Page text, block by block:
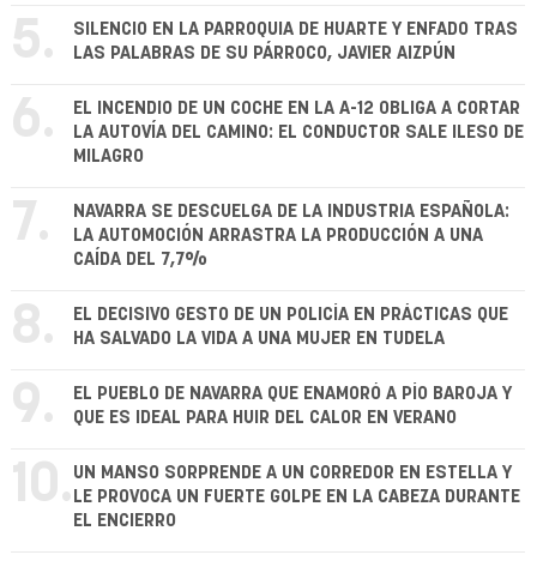
5.
SILENCIO EN LA PARROQUIA DE HUARTE Y ENFADO TRAS
LAS PALABRAS DE SU PÁRROCO, JAVIER AIZPÚN
6.
EL INCENDIO DE UN COCHE EN LA A-12 OBLIGA A CORTAR
LA AUTOVÍA DEL CAMINO: EL CONDUCTOR SALE ILESO DE
MILAGRO
7.
NAVARRA SE DESCUELGA DE LA INDUSTRIA ESPAÑOLA:
LA AUTOMOCIÓN ARRASTRA LA PRODUCCIÓN A UNA
CAÍDA DEL 7,7%
8.
EL DECISIVO GESTO DE UN POLICÍA EN PRÁCTICAS QUE
HA SALVADO LA VIDA A UNA MUJER EN TUDELA
9.
EL PUEBLO DE NAVARRA QUE ENAMORÓ A PÍO BAROJA Y
QUE ES IDEAL PARA HUIR DEL CALOR EN VERANO
10. UN MANSO SORPRENDE A UN CORREDOR EN ESTELLA Y
LE PROVOCA UN FUERTE GOLPE EN LA CABEZA DURANTE
EL ENCIERRO